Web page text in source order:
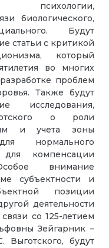
психологии,
биологического,
Будут
статьи с критикой
который
во многих
проблем
Также будут
исследования,
о роли
и учета зоны
нормального
компенсации
внимание
субъектности и
позиции
деятельности
со 125-летием
Зейгарник –
будут